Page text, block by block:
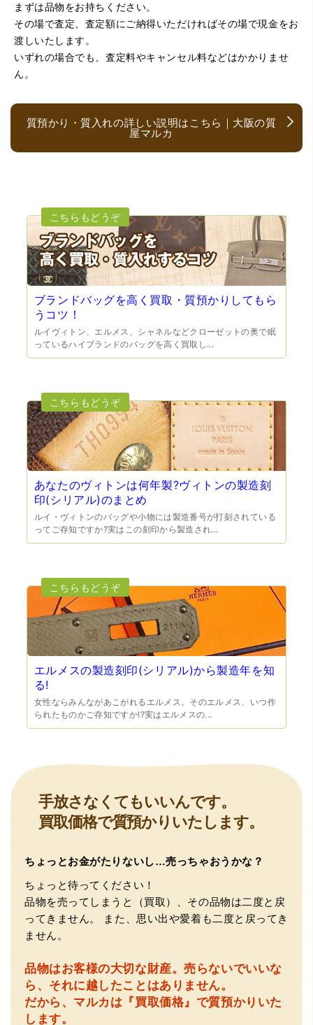
（京都府亀岡市）他店舗にも行きましたが、対応の方があ
まりお売りしたくないと思ったので、やめました。こちら
は電話対応からも誠実な印象でしたので、こちらでお売り
しようと思っておりました。この度はありがとうございま
す。
（大阪府大阪市）とても宝石に詳しく、また中古市場の仕
組みもお教えいただけ嬉しかったです。鑑別も素早く驚き
ました。宜しくお願いいたします。(楽器等、様々なジャン
ルに詳しいの流石の一言に尽きます)
（大阪府門真市）他店ではメール見積もりの時点で数千
円〜1万程度の見積もりでしたが、こちらのメールでの見積
もりは倍以上ちがうので利用させて頂きました。 対応も丁
寧で良かったです。
なく安心して任せられました。 ありがとうございます。
（兵庫県宝塚市）預かって頂くときに持っていた方の宝石
も見て頂く事が出き、購入した商品の価値をいろいろ教え
（大阪府池田市）とても親切で丁寧な対応に感激いたしま
した。質屋さんはわりと利用して(主に中古品の購入)慣れて
いましたが、今までの質屋さんとは全く違う、とても良い
印象でした。何度でも伺いたくなりました。この度は、本
当にありがとうございました。
まずは品物をお持ちください。
その場で査定、査定額にご納得いただければその場で現金をお
渡しいたします。
いずれの場合でも、査定料やキャンセル料などはかかりませ
ん。
質預かり・質入れの詳しい説明はこちら｜大阪の質
屋マルカ
ブランドバッグを高く買取・質預かりしてもら
うコツ！
ルイヴィトン、エルメス、シャネルなどクローゼットの奥で眠
っているハイブランドのバッグを高く買取し...
あなたのヴィトンは何年製?ヴィトンの製造刻
印(シリアル)のまとめ
ルイ・ヴィトンのバッグや小物には製造番号が打刻されている
ってご存知ですか?実はこの刻印から製造され...
エルメスの製造刻印(シリアル)から製造年を知
る!
女性ならみんながあこがれるエルメス。そのエルメス、いつ作
られたものかご存知ですか!?実はエルメスの...
手放さなくてもいいんです。
買取価格で質預かりいたします。
ちょっとお金がたりないし…売っちゃおうかな？
ちょっと待ってください！
品物を売ってしまうと（買取）、その品物は二度と戻
ってきません。
また、思い出や愛着も二度と戻ってき
ません。
品物はお客様の大切な財産。売らないでいいな
ら、それに越したことはありません。
だから、マルカは『買取価格』で質預かりいた
します。